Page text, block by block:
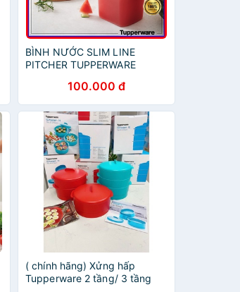
BÌNH NƯỚC SLIM LINE
PITCHER TUPPERWARE
100.000 đ
( chính hãng) Xửng hấp
Tupperware 2 tầng/ 3 tầng